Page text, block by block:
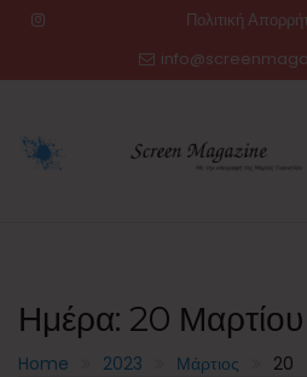
Πολιτική
Ημέρα: 20
Home 2023 Μάρτιος 20